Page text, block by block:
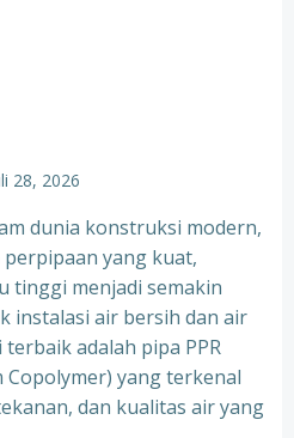
28, 2026
dunia konstruksi modern,
yang kuat,
tinggi menjadi semakin
instalasi air bersih dan air
adalah pipa PPR
Copolymer) yang terkenal
dan kualitas air yang